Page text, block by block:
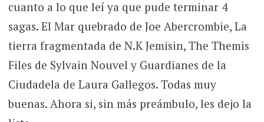
cuanto a lo que leí ya que pude terminar 4
sagas. El Mar quebrado de Joe Abercrombie, La
tierra fragmentada de N.K Jemisin, The Themis
Files de Sylvain Nouvel y Guardianes de la
Ciudadela de Laura Gallegos. Todas muy
buenas. Ahora si, sin más preámbulo, les dejo la